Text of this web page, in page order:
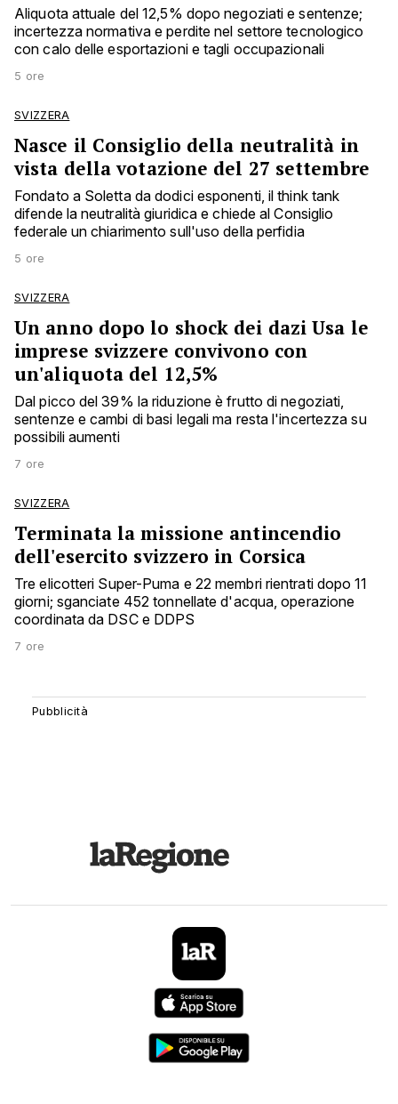
Aliquota attuale del 12,5% dopo negoziati e sentenze;
incertezza normativa e perdite nel settore tecnologico
con calo delle esportazioni e tagli occupazionali
5 ore
SVIZZERA
Nasce il Consiglio della neutralità in
vista della votazione del 27 settembre
Fondato a Soletta da dodici esponenti, il think tank
difende la neutralità giuridica e chiede al Consiglio
federale un chiarimento sull'uso della perfidia
5 ore
SVIZZERA
Un anno dopo lo shock dei dazi Usa le
imprese svizzere convivono con
un'aliquota del 12,5%
Dal picco del 39% la riduzione è frutto di negoziati,
sentenze e cambi di basi legali ma resta l'incertezza su
possibili aumenti
7 ore
SVIZZERA
Terminata la missione antincendio
dell'esercito svizzero in Corsica
Tre elicotteri Super-Puma e 22 membri rientrati dopo 11
giorni; sganciate 452 tonnellate d'acqua, operazione
coordinata da DSC e DDPS
7 ore